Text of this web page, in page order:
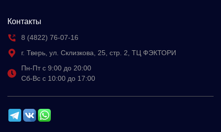
Контакты
8 (4822) 76-07-16
г. Тверь, ул. Склизкова, 25, стр. 2, ТЦ ФЭКТОРИ
Пн-Пт с 9:00 до 20:00
Сб-Вс с 10:00 до 17:00